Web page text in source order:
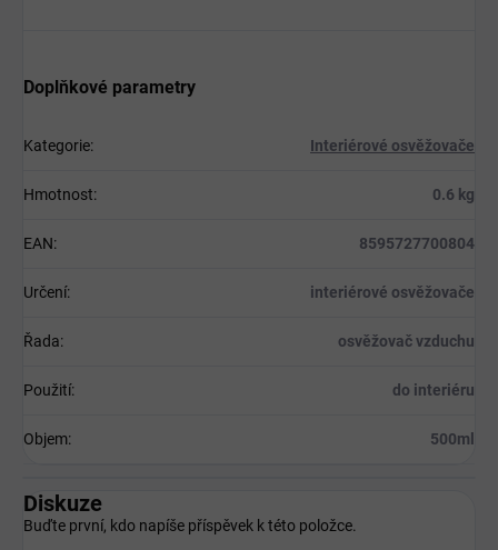
Doplňkové parametry
Kategorie: Interiérové osvěžovače
Hmotnost: 0.6 kg
EAN: 8595727700804
Určení: interiérové osvěžovače
Řada: osvěžovač vzduchu
Použití: do interiéru
Objem: 500ml
Diskuze
Buďte první, kdo napíše příspěvek k této položce.